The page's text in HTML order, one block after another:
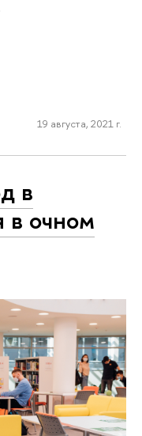
19 августа, 2021 г.
в
в очном